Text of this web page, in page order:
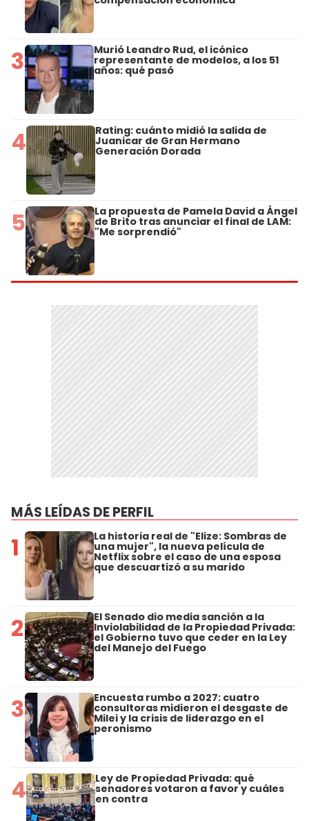
3 Murió Leandro Rud, el icónico
representante de modelos, a los 51
años: qué pasó
4 Rating: cuánto midió la salida de
Juanicar de Gran Hermano
Generación Dorada
5 La propuesta de Pamela David a Ángel
de Brito tras anunciar el final de LAM:
"Me sorprendió"
MÁS LEÍDAS DE PERFIL
1 La historia real de "Elize: Sombras de
una mujer", la nueva película de
Netflix sobre el caso de una esposa
que descuartizó a su marido
2 El Senado dio media sanción a la
Inviolabilidad de la Propiedad Privada:
el Gobierno tuvo que ceder en la Ley
del Manejo del Fuego
3 Encuesta rumbo a 2027: cuatro
consultoras midieron el desgaste de
Milei y la crisis de liderazgo en el
peronismo
4 Ley de Propiedad Privada: qué
senadores votaron a favor y cuáles
en contra